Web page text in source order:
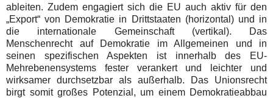
ableiten. Zudem engagiert sich die EU auch aktiv für den
„Export“ von Demokratie in Drittstaaten (horizontal) und in
die internationale Gemeinschaft (vertikal). Das
Menschenrecht auf Demokratie im Allgemeinen und in
seinen spezifischen Aspekten ist innerhalb des EU-
Mehrebenensystems fester verankert und leichter und
wirksamer durchsetzbar als außerhalb. Das Unionsrecht
birgt somit großes Potenzial, um einem Demokratieabbau